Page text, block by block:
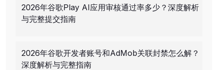
2026年谷歌Play AI应用审核通过率多少？深度解析
与完整提交指南
2026年谷歌开发者账号和AdMob关联封禁怎么解？
深度解析与完整指南